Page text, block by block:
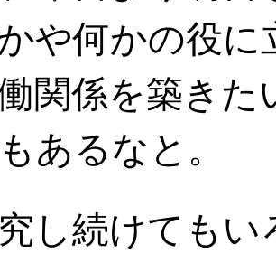
や何かの役に
関係を築きた
あるなと。
し続けてもい